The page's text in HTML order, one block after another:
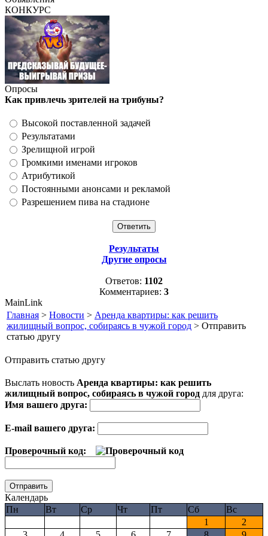
КОНКУРС
Опросы
Как привлечь зрителей на трибуны?
Высокой поставленной задачей
Результатами
Зрелищной игрой
Громкими именами игроков
Атрибутикой
Постоянными анонсами и рекламой
Разрешением пива на стадионе
Результаты
Другие опросы
Ответов: 1102
Комментариев: 3
MainLink
Главная > Новости > Аренда квартиры: как решить
жилищный вопрос, собираясь в чужой город > Отправить
статью другу
Отправить статью другу
Выслать новость Аренда квартиры: как решить
жилищный вопрос, собираясь в чужой город для друга:
Имя вашего друга:
E-mail вашего друга:
Проверочный код:
Календарь
Пн
Вт Ср Чт Пт Сб
Вс
1
2